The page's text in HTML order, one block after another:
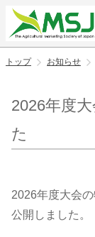
トップ お知らせ
2026年度
た
2026年度大会
公開しました。